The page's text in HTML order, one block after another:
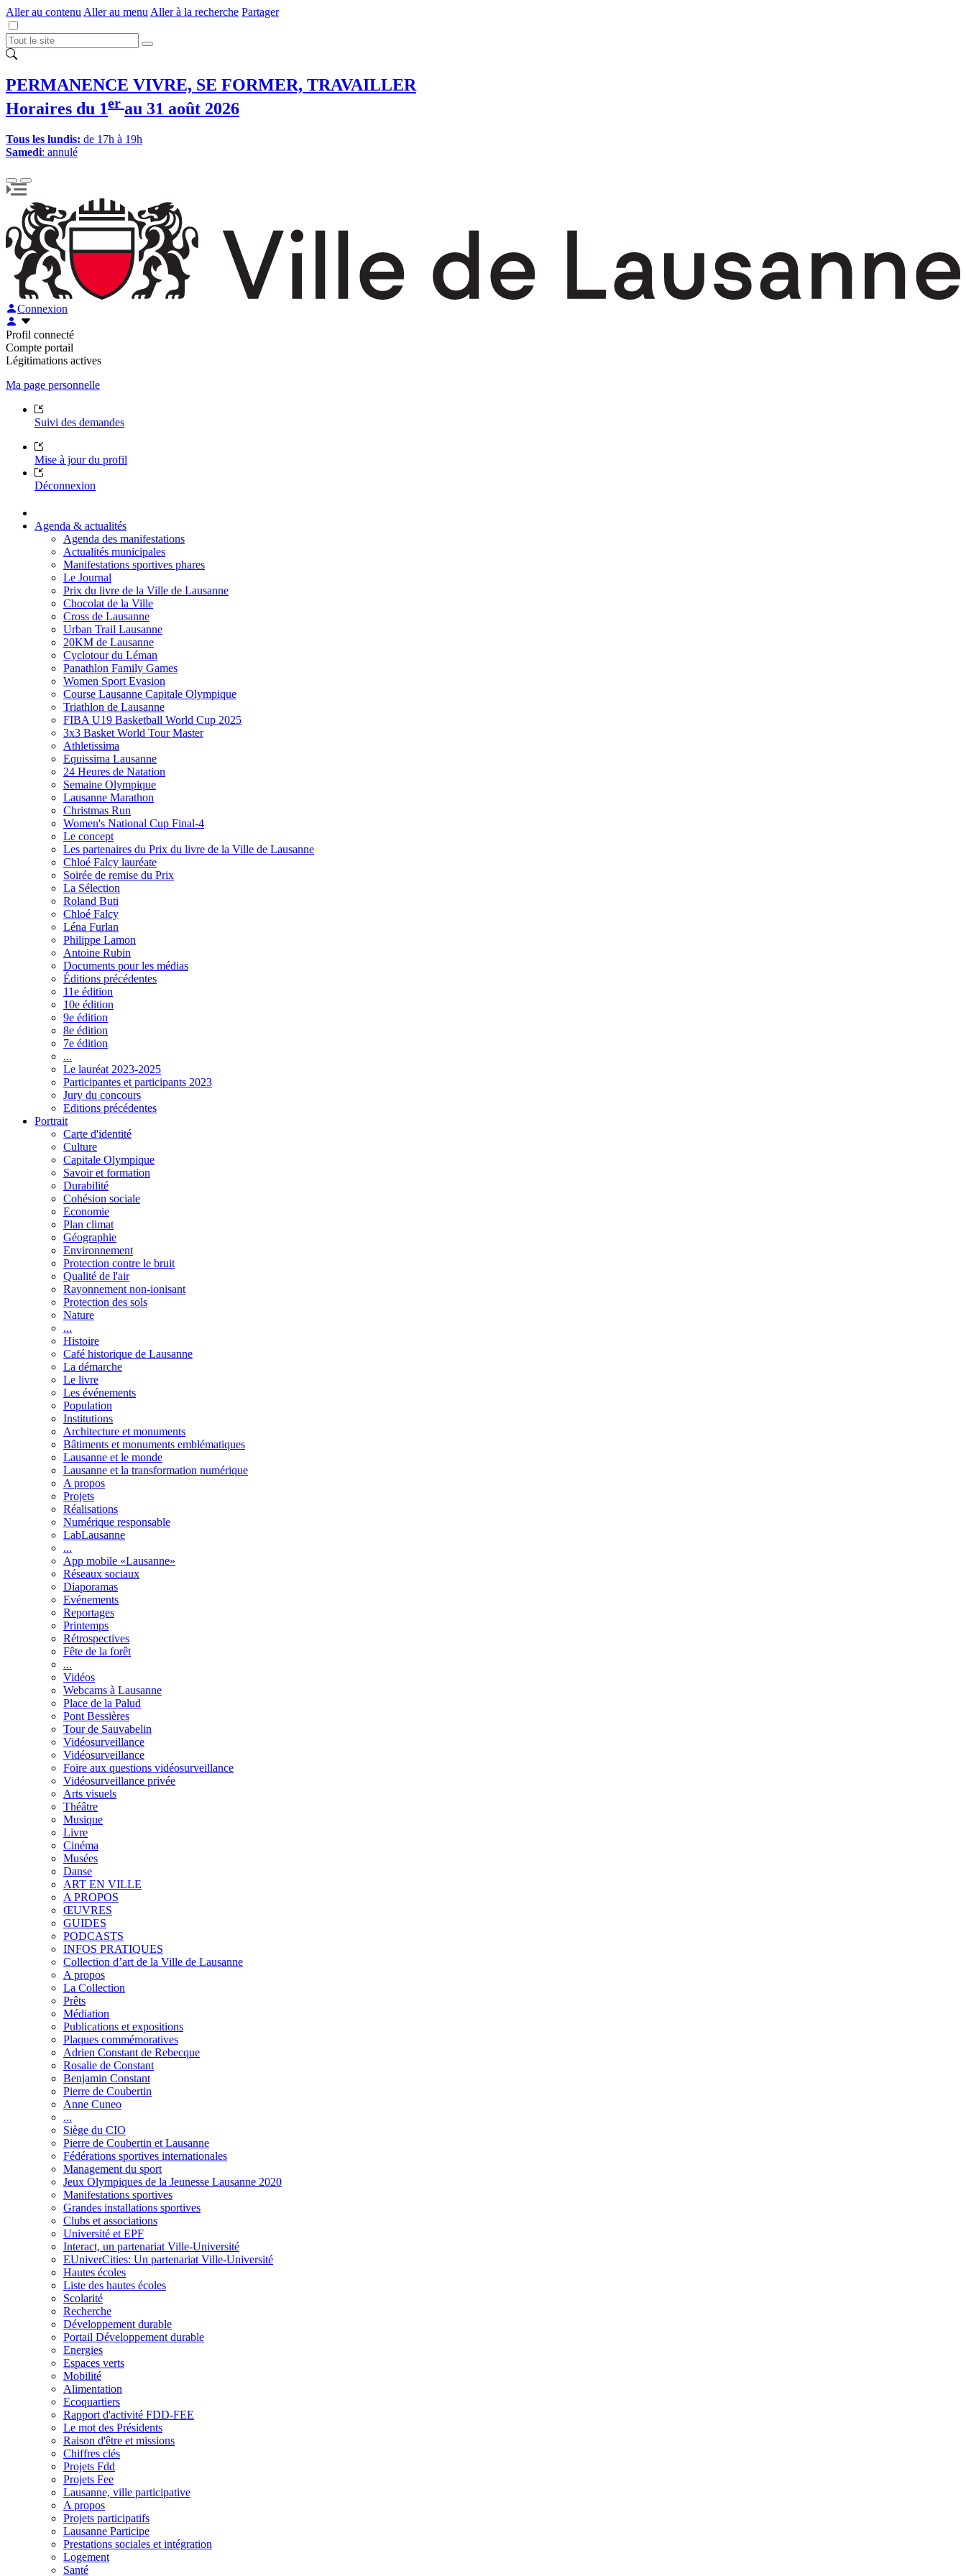
Aller au contenu Aller au menu Aller à la recherche Partager
PERMANENCE VIVRE, SE FORMER, TRAVAILLER
Horaires du 1er au 31 août 2026
Tous les lundis: de 17h à 19h
Samedi: annulé
Connexion
Profil connecté
Compte portail
Légitimations actives
Ma page personnelle
Suivi des demandes
Mise à jour du profil
Déconnexion
Agenda & actualités
Agenda des manifestations
Actualités municipales
Manifestations sportives phares
Le Journal
Prix du livre de la Ville de Lausanne
Chocolat de la Ville
Cross de Lausanne
Urban Trail Lausanne
20KM de Lausanne
Cyclotour du Léman
Panathlon Family Games
Women Sport Evasion
Course Lausanne Capitale Olympique
Triathlon de Lausanne
FIBA U19 Basketball World Cup 2025
3x3 Basket World Tour Master
Athletissima
Equissima Lausanne
24 Heures de Natation
Semaine Olympique
Lausanne Marathon
Christmas Run
Women's National Cup Final-4
Le concept
Les partenaires du Prix du livre de la Ville de Lausanne
Chloé Falcy lauréate
Soirée de remise du Prix
La Sélection
Roland Buti
Chloé Falcy
Léna Furlan
Philippe Lamon
Antoine Rubin
Documents pour les médias
Éditions précédentes
11e édition
10e édition
9e édition
8e édition
7e édition
...
Le lauréat 2023-2025
Participantes et participants 2023
Jury du concours
Editions précédentes
Portrait
Carte d'identité
Culture
Capitale Olympique
Savoir et formation
Durabilité
Cohésion sociale
Economie
Plan climat
Géographie
Environnement
Protection contre le bruit
Qualité de l'air
Rayonnement non-ionisant
Protection des sols
Nature
...
Histoire
Café historique de Lausanne
La démarche
Le livre
Les événements
Population
Institutions
Architecture et monuments
Bâtiments et monuments emblématiques
Lausanne et le monde
Lausanne et la transformation numérique
A propos
Projets
Réalisations
Numérique responsable
LabLausanne
...
App mobile «Lausanne»
Réseaux sociaux
Diaporamas
Evénements
Reportages
Printemps
Rétrospectives
Fête de la forêt
...
Vidéos
Webcams à Lausanne
Place de la Palud
Pont Bessières
Tour de Sauvabelin
Vidéosurveillance
Vidéosurveillance
Foire aux questions vidéosurveillance
Vidéosurveillance privée
Arts visuels
Théâtre
Musique
Livre
Cinéma
Musées
Danse
ART EN VILLE
A PROPOS
ŒUVRES
GUIDES
PODCASTS
INFOS PRATIQUES
Collection d’art de la Ville de Lausanne
A propos
La Collection
Prêts
Médiation
Publications et expositions
Plaques commémoratives
Adrien Constant de Rebecque
Rosalie de Constant
Benjamin Constant
Pierre de Coubertin
Anne Cuneo
...
Siège du CIO
Pierre de Coubertin et Lausanne
Fédérations sportives internationales
Management du sport
Jeux Olympiques de la Jeunesse Lausanne 2020
Manifestations sportives
Grandes installations sportives
Clubs et associations
Université et EPF
Interact, un partenariat Ville-Université
EUniverCities: Un partenariat Ville-Université
Hautes écoles
Liste des hautes écoles
Scolarité
Recherche
Développement durable
Portail Développement durable
Energies
Espaces verts
Mobilité
Alimentation
Ecoquartiers
Rapport d'activité FDD-FEE
Le mot des Présidents
Raison d'être et missions
Chiffres clés
Projets Fdd
Projets Fee
Lausanne, ville participative
A propos
Projets participatifs
Lausanne Participe
Prestations sociales et intégration
Logement
Santé